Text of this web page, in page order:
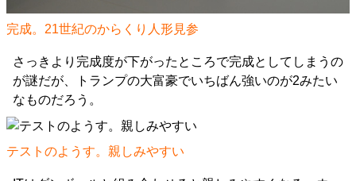
完成。21世紀のからくり人形見参
さっきより完成度が下がったところで完成としてしまうの
が謎だが、トランプの大富豪でいちばん強いのが2みたい
なものだろう。
テストのようす。親しみやすい